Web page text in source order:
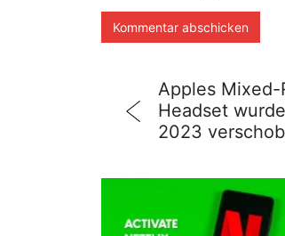
Apples Mixed-
Headset
2023